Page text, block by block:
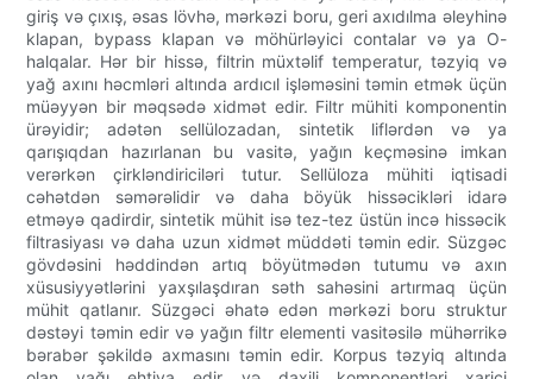
giriş və çıxış, əsas lövhə, mərkəzi boru, geri axıdılma əleyhinə
klapan, bypass klapan və möhürləyici contalar və ya O-
halqalar. Hər bir hissə, filtrin müxtəlif temperatur, təzyiq və
yağ axını həcmləri altında ardıcıl işləməsini təmin etmək üçün
müəyyən bir məqsədə xidmət edir. Filtr mühiti komponentin
ürəyidir; adətən sellülozadan, sintetik liflərdən və ya
qarışıqdan hazırlanan bu vasitə, yağın keçməsinə imkan
verərkən çirkləndiriciləri tutur. Sellüloza mühiti iqtisadi
cəhətdən səmərəlidir və daha böyük hissəcikləri idarə
etməyə qadirdir, sintetik mühit isə tez-tez üstün incə hissəcik
filtrasiyası və daha uzun xidmət müddəti təmin edir. Süzgəc
gövdəsini həddindən artıq böyütmədən tutumu və axın
xüsusiyyətlərini yaxşılaşdıran səth sahəsini artırmaq üçün
mühit qatlanır. Süzgəci əhatə edən mərkəzi boru struktur
dəstəyi təmin edir və yağın filtr elementi vasitəsilə mühərrikə
bərabər şəkildə axmasını təmin edir. Korpus təzyiq altında